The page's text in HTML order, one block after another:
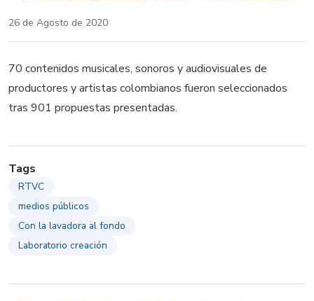
26 de Agosto de 2020
70 contenidos musicales, sonoros y audiovisuales de
productores y artistas colombianos fueron seleccionados
tras 901 propuestas presentadas.
Tags
RTVC
medios públicos
Con la lavadora al fondo
Laboratorio creación